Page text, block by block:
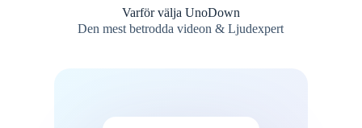
Varför välja UnoDown
Den mest betrodda videon & Ljudexpert